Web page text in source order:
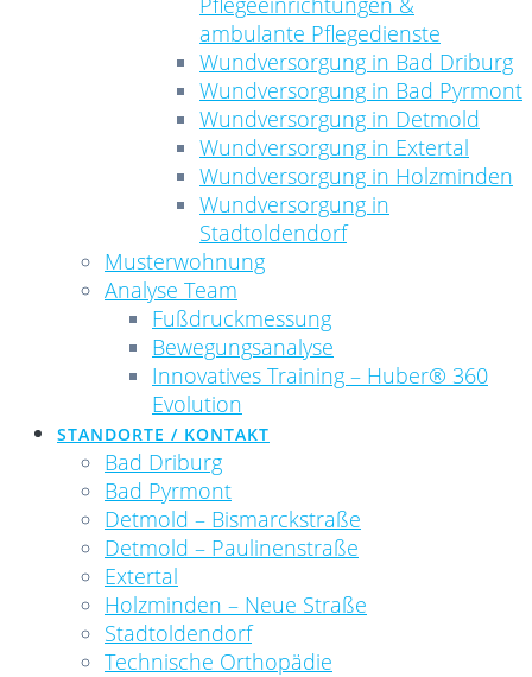
ambulante Pflegedienste
Wundversorgung in Bad Driburg
Wundversorgung in Bad Pyrmont
Wundversorgung in Detmold
Wundversorgung in Extertal
Wundversorgung in Holzminden
Wundversorgung in
Stadtoldendorf
Musterwohnung
Analyse Team
Fußdruckmessung
Bewegungsanalyse
Innovatives Training – Huber® 360
Evolution
STANDORTE / KONTAKT
Bad Driburg
Bad Pyrmont
Detmold – Bismarckstraße
Detmold – Paulinenstraße
Extertal
Holzminden – Neue Straße
Stadtoldendorf
Technische Orthopädie